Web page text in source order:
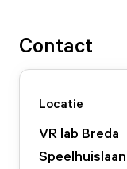
Contact
Locatie
VR lab Breda
Speelhuislaan